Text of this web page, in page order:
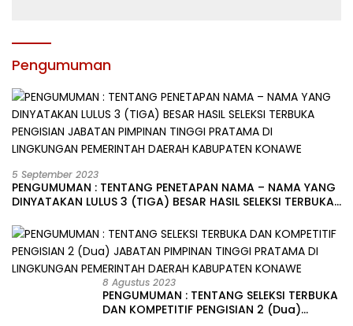
Pengumuman
5 September 2023
PENGUMUMAN : TENTANG PENETAPAN NAMA – NAMA YANG
DINYATAKAN LULUS 3 (TIGA) BESAR HASIL SELEKSI TERBUKA
LINGKUNGAN PEMERINTAH DAERAH KABUPATEN KONAWE
8 Agustus 2023
PENGUMUMAN : TENTANG SELEKSI TERBUKA
DAN KOMPETITIF PENGISIAN 2 (Dua)